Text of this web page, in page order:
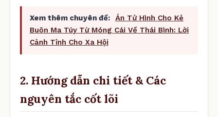
Xem thêm chuyên đề:
Án Tử Hình Cho Kẻ
Buôn Ma Túy Từ Móng Cái Về Thái Bình: Lời
Cảnh Tỉnh Cho Xa Hội
2. Hướng dẫn chi tiết & Các
nguyên tắc cốt lõi